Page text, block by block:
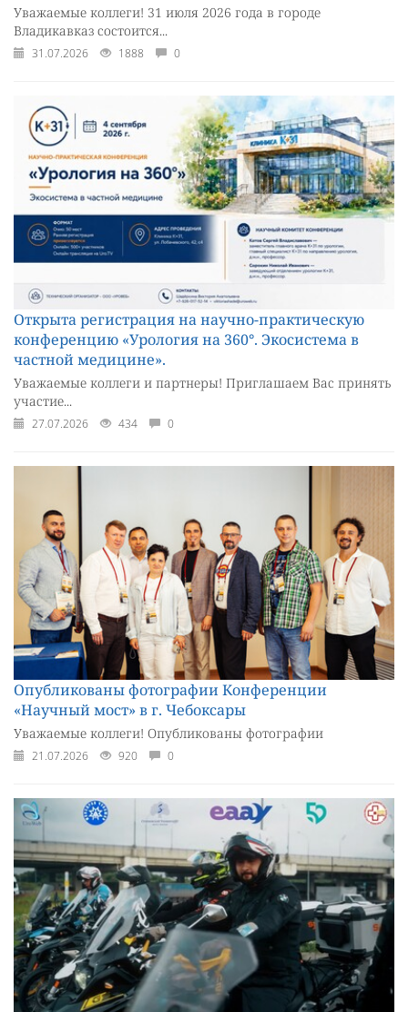
Уважаемые коллеги! 31 июля 2026 года в городе
Владикавказ состоится...
31.07.2026 1888 0
Открыта регистрация на научно-практическую
конференцию «Урология на 360°. Экосистема в
частной медицине».
Уважаемые коллеги и партнеры! Приглашаем Вас принять
участие...
27.07.2026 434 0
Опубликованы фотографии Конференции
«Научный мост» в г. Чебоксары
Уважаемые коллеги! Опубликованы фотографии
21.07.2026 920 0